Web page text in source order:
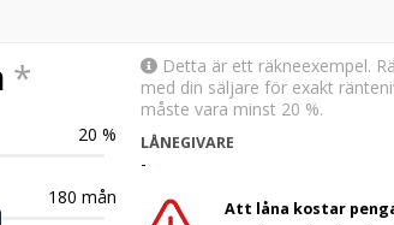
*
20 %
180 mån
Detta är ett räkneexempel.
med din säljare för exakt
måste vara minst 20 %.
LÅNEGIVARE
-
Att låna kostar